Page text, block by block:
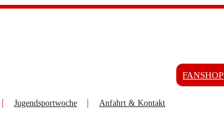
FANSHOP
| Jugendsportwoche | Anfahrt & Kontakt